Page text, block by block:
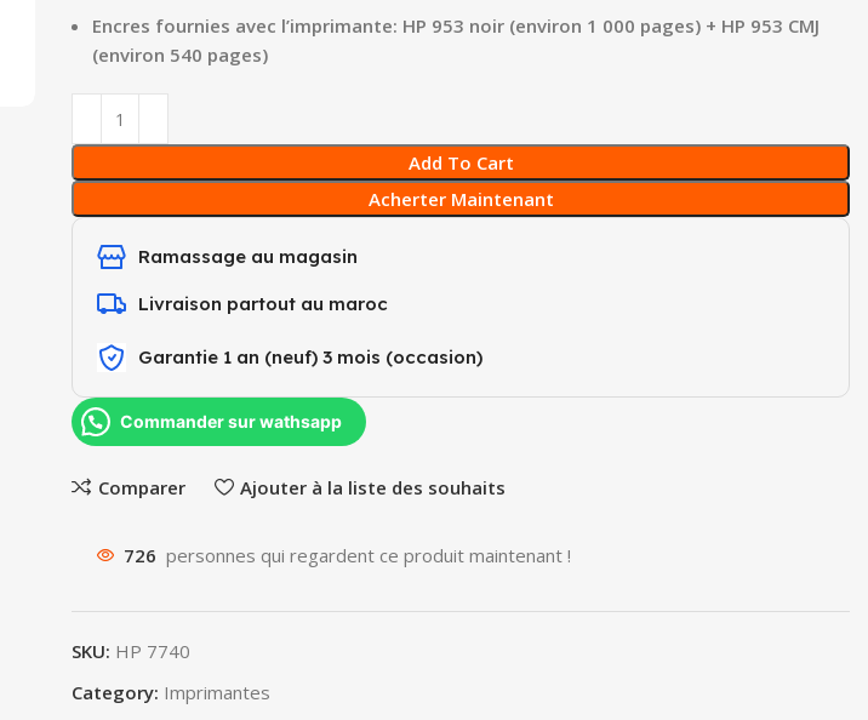
Encres fournies avec l’imprimante: HP 953 noir (environ 1 000 pages) + HP 953 CMJ
(environ 540 pages)
Add To Cart
Acherter Maintenant
Ramassage au magasin
Livraison partout au maroc
Garantie 1 an (neuf) 3 mois (occasion)​
Commander sur wathsapp
Comparer Ajouter à la liste des souhaits
726 personnes qui regardent ce produit maintenant !
SKU: HP 7740
Category: Imprimantes